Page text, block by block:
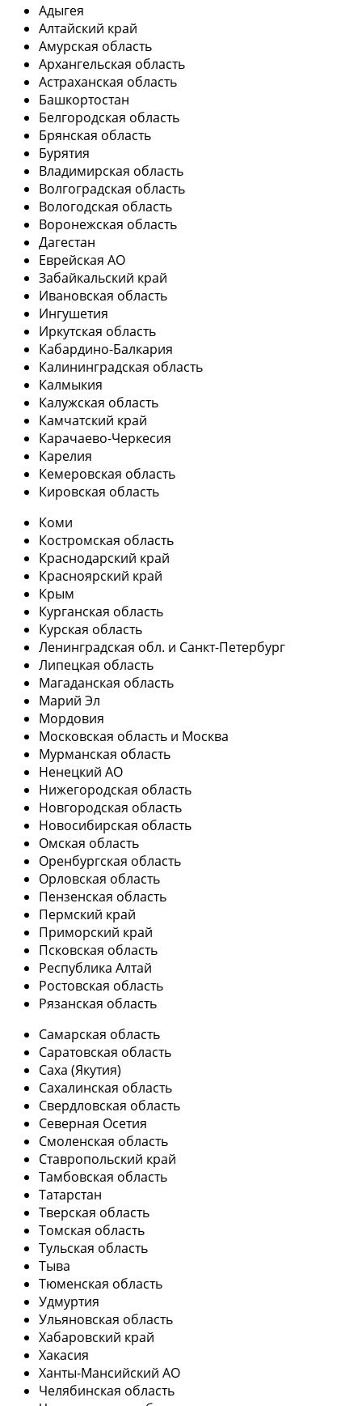
Адыгея
Алтайский край
Амурская область
Архангельская область
Астраханская область
Башкортостан
Белгородская область
Брянская область
Бурятия
Владимирская область
Волгоградская область
Вологодская область
Воронежская область
Дагестан
Еврейская АО
Забайкальский край
Ивановская область
Ингушетия
Иркутская область
Кабардино-Балкария
Калининградская область
Калмыкия
Калужская область
Камчатский край
Карачаево-Черкесия
Карелия
Кемеровская область
Кировская область
Коми
Костромская область
Краснодарский край
Красноярский край
Крым
Курганская область
Курская область
Ленинградская обл. и Санкт-Петербург
Липецкая область
Магаданская область
Марий Эл
Мордовия
Московская область и Москва
Мурманская область
Ненецкий АО
Нижегородская область
Новгородская область
Новосибирская область
Омская область
Оренбургская область
Орловская область
Пензенская область
Пермский край
Приморский край
Псковская область
Республика Алтай
Ростовская область
Рязанская область
Самарская область
Саратовская область
Саха (Якутия)
Сахалинская область
Свердловская область
Северная Осетия
Смоленская область
Ставропольский край
Тамбовская область
Татарстан
Тверская область
Томская область
Тульская область
Тыва
Тюменская область
Удмуртия
Ульяновская область
Хабаровский край
Хакасия
Ханты-Мансийский АО
Челябинская область